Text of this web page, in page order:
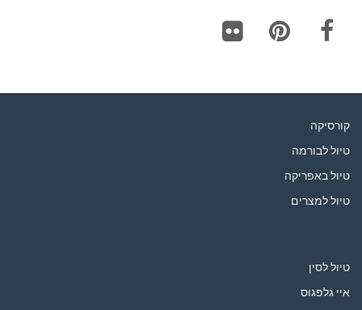
קורסיקה
טיול לבורמה
טיול באפריקה
טיול למצרים
טיול לסין
איי גלפגוס